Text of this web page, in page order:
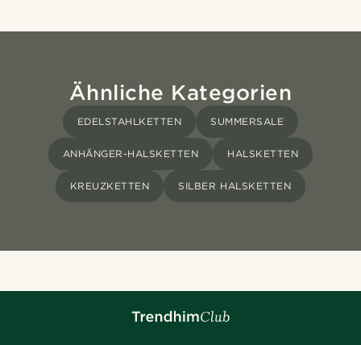
Ähnliche Kategorien
EDELSTAHLKETTEN SUMMERSALE
ANHÄNGER-HALSKETTEN HALSKETTEN
KREUZKETTEN SILBER HALSKETTEN